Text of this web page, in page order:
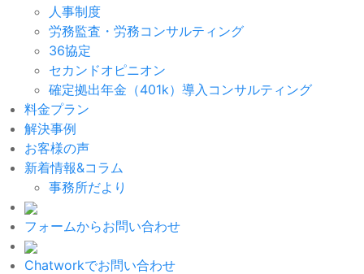
人事制度
労務監査・労務コンサルティング
36協定
セカンドオピニオン
確定拠出年金（401k）導入コンサルティング
料金プラン
解決事例
お客様の声
新着情報&コラム
事務所だより
フォームからお問い合わせ
Chatworkでお問い合わせ